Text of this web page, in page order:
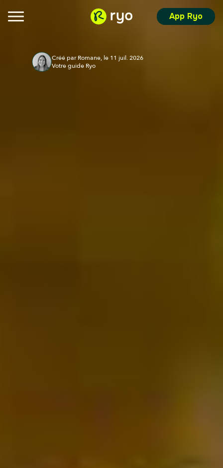
App Ryo
Créé par Romane, le 11 juil. 2026
Votre guide Ryo